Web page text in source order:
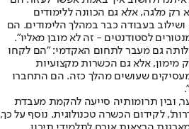
רק מלגה, אלא גם הכוונה ללימודים
בעבודה כבר במהלך הלימודים. הם
לסטודנטים - זה לא מובן מאליו".
גם מעבר לתחום האקדמי: "הם לקחו
מימון, אלא גם הכשרות מקצועיות
שעושים מהלך כזה. הם התחברו
ובין תרומותיה סייעה להקמת מעבדת
לקידום הכשרה טכנולוגית. נוסף על כך,